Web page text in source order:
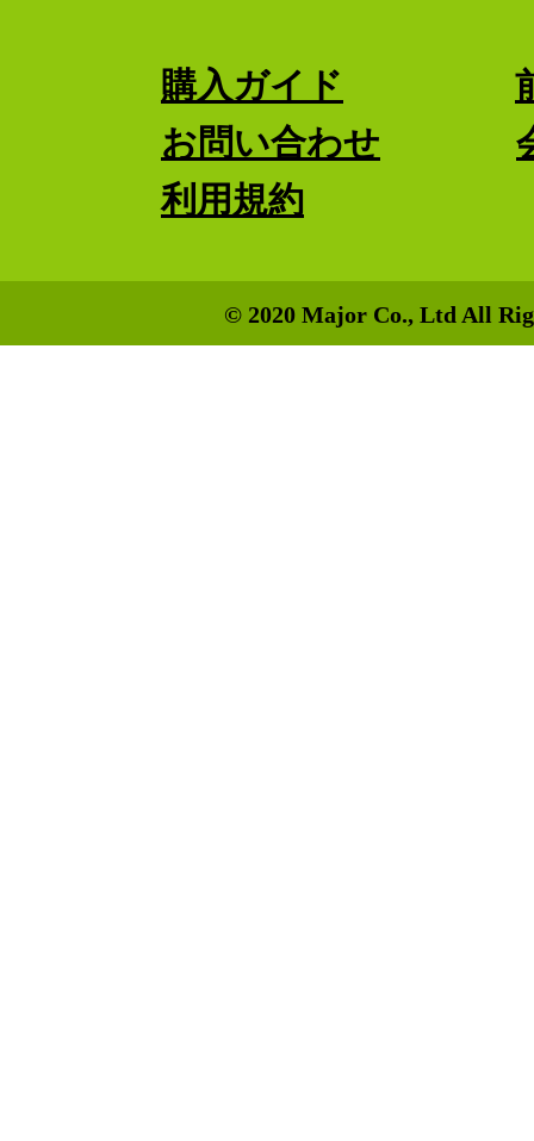
購入ガイド
お問い合わせ
利用規約
© 2020 Major Co., Ltd All